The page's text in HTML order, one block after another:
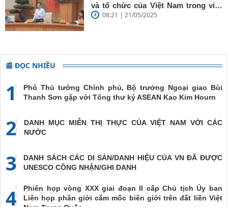
và tổ chức của Việt Nam trong việc
đề cao chủ nghĩa đa phương, đoàn
08:21 | 21/05/2025
📰 ĐỌC NHIỀU
1
Phó Thủ tướng Chính phủ, Bộ trưởng Ngoại giao Bùi
Thanh Sơn gặp với Tổng thư ký ASEAN Kao Kim Hourn
2
DANH MỤC MIỄN THỊ THỰC CỦA VIỆT NAM VỚI CÁC
NƯỚC
3
DANH SÁCH CÁC DI SẢN/DANH HIỆU CỦA VN ĐÃ ĐƯỢC
UNESCO CÔNG NHẬN/GHI DANH
4
Phiên họp vòng XXX giai đoạn II cấp Chủ tịch Ủy ban
Liên họp phân giới cắm mốc biên giới trên đất liền Việt